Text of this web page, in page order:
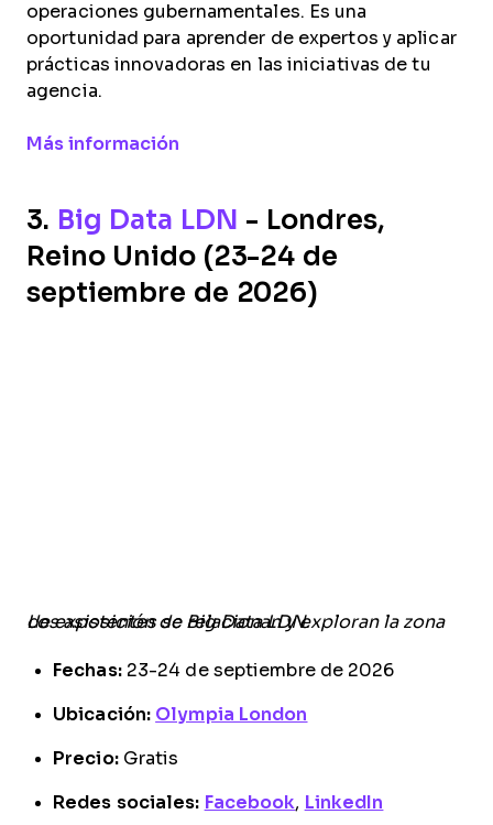
operaciones gubernamentales. Es una
oportunidad para aprender de expertos y aplicar
prácticas innovadoras en las iniciativas de tu
agencia.
Más información
3. Big Data LDN - Londres,
Reino Unido (23-24 de
septiembre de 2026)
Los asistentes se relacionan y exploran la zona de exposición de Big Data LDN.
Fechas:23-24 de septiembre de 2026
Ubicación: Olympia London
Precio:Gratis
Redes sociales: Facebook, LinkedIn